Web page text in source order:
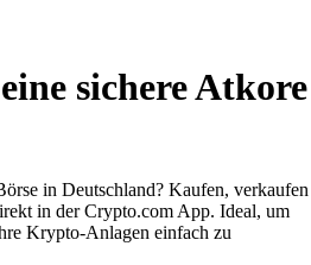
sichere Atkore
in Deutschland? Kaufen, verkaufen
in der Crypto.com App. Ideal, um
Krypto-Anlagen einfach zu